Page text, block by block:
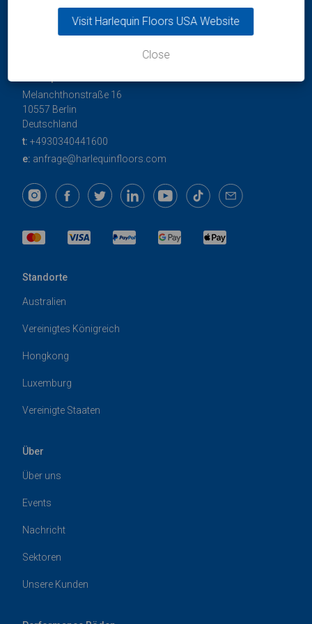
Melanchthonstraße 16
10557 Berlin
Deutschland
t: +4930340441600
e: anfrage@harlequinfloors.com
Standorte
Australien
Vereinigtes Königreich
Hongkong
Luxemburg
Vereinigte Staaten
Über
Über uns
Events
Nachricht
Sektoren
Unsere Kunden
Visit Harlequin Floors USA Website
Close